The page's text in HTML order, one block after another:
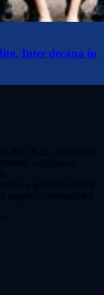
Inter decana in
S.r.l., con sede in
è affiliato al
video e grafiche) è FAB
oggetto i contenuti del